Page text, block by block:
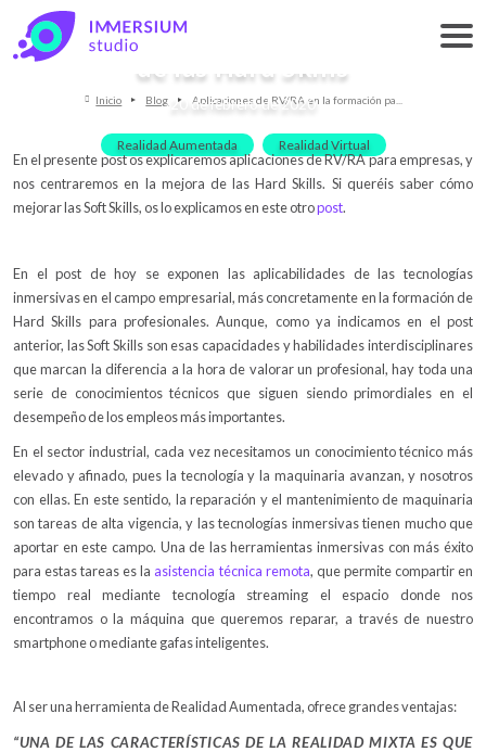
Aplicaciones de RV/RA en la
formación para empresas II: mejora
de las Hard Skills
20 de febrero de 2020
Realidad Aumentada Realidad Virtual
Inicio Blog Aplicaciones de RV/RA en la formación pa...
En el presente post os explicaremos aplicaciones de RV/RA para empresas, y
nos centraremos en la mejora de las Hard Skills. Si queréis saber cómo
mejorar las Soft Skills, os lo explicamos en este otropost.
En el post de hoy se exponen las aplicabilidades de las tecnologías
inmersivas en el campo empresarial, más concretamente en la formación de
Hard Skills para profesionales. Aunque, como ya indicamos en el post
anterior, las Soft Skills son esas capacidades y habilidades interdisciplinares
que marcan la diferencia a la hora de valorar un profesional, hay toda una
serie de conocimientos técnicos que siguen siendo primordiales en el
desempeño de los empleos más importantes.
En el sector industrial, cada vez necesitamos un conocimiento técnico más
elevado y afinado, pues la tecnología y la maquinaria avanzan, y nosotros
con ellas. En este sentido, la reparación y el mantenimiento de maquinaria
son tareas de alta vigencia, y las tecnologías inmersivas tienen mucho que
aportar en este campo. Una de las herramientas inmersivas con más éxito
para estas tareas es la asistencia técnica remota, que permite compartir en
tiempo real mediante tecnología streaming el espacio donde nos
encontramos o la máquina que queremos reparar, a través de nuestro
smartphone o mediante gafas inteligentes.
Al ser una herramienta de Realidad Aumentada, ofrece grandes ventajas:
“UNA DE LAS CARACTERÍSTICAS DE LA REALIDAD MIXTA ES QUE